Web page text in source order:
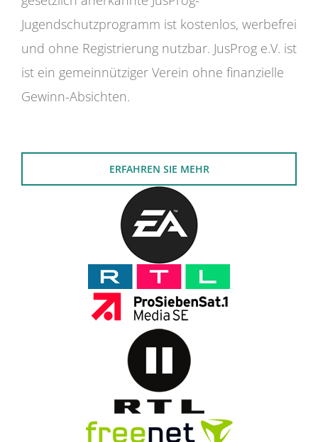
Jugendschutzprogramm ist kostenlos, werbefrei
und ohne Registrierung nutzbar. JusProg e.V. ist
ist ein gemeinnütziger Verein ohne finanzielle
Gewinn-Absichten.
ERFAHREN SIE MEHR